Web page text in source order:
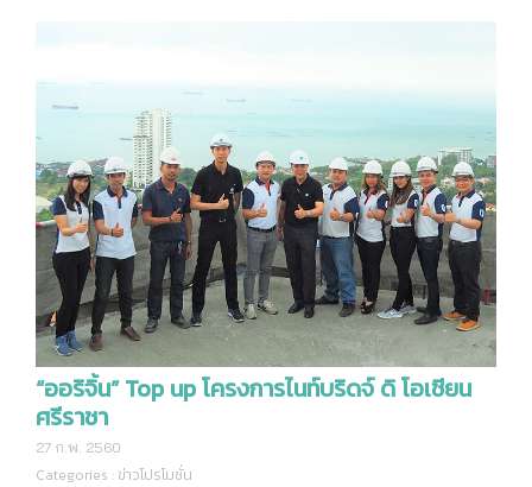
ข่าวโปรโมชั่น
“ออริจิ้น” Top up โครงการไนท์บริดจ์ ดิ โอเชียน
ศรีราชา
27 ก.พ. 2560
Categories : ข่าวโปรโมชั่น